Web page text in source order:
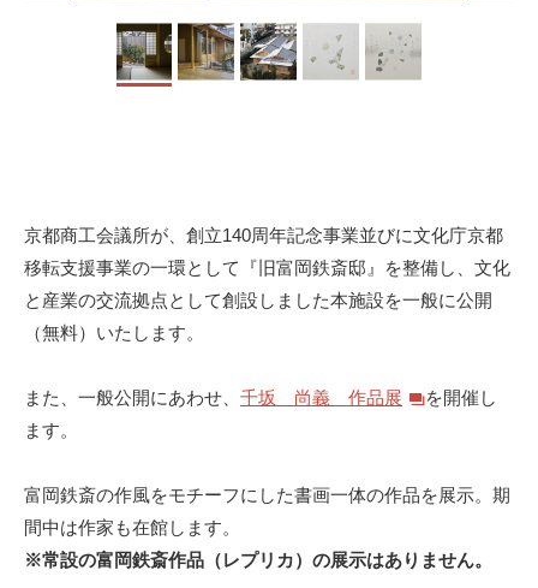
京都商工会議所が、創立140周年記念事業並びに文化庁京都
移転支援事業の一環として『旧富岡鉄斎邸』を整備し、文化
と産業の交流拠点として創設しました本施設を一般に公開
（無料）いたします。
また、一般公開にあわせ、 千坂 尚義 作品展
を開催し
ます。
富岡鉄斎の作風をモチーフにした書画一体の作品を展示。期
間中は作家も在館します。
※常設の富岡鉄斎作品（レプリカ）の展示はありません。